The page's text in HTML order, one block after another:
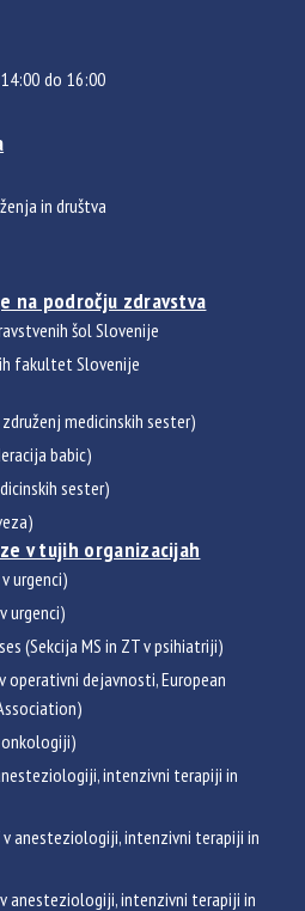
do 16:00
in društva
na področju zdravstva
šol Slovenije
fakultet Slovenije
medicinskih sester)
babic)
sester)
v tujih organizacijah
v urgenci)
urgenci)
(Sekcija MS in ZT v psihiatriji)
operativni dejavnosti, European
onkologiji)
intenzivni terapiji in
v anesteziologiji, intenzivni terapiji in
v anesteziologiji, intenzivni terapiji in